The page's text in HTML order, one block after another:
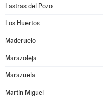
Lastras del Pozo
Los Huertos
Maderuelo
Marazoleja
Marazuela
Martín Miguel